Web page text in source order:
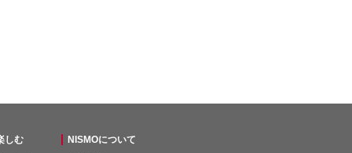
しむ NISMOについて